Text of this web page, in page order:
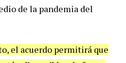
de la pandemia del
el acuerdo permitirá que